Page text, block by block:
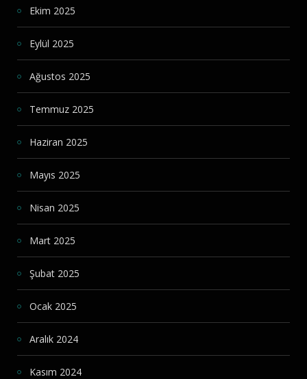
Ekim 2025
Eylül 2025
Ağustos 2025
Temmuz 2025
Haziran 2025
Mayıs 2025
Nisan 2025
Mart 2025
Şubat 2025
Ocak 2025
Aralık 2024
Kasım 2024